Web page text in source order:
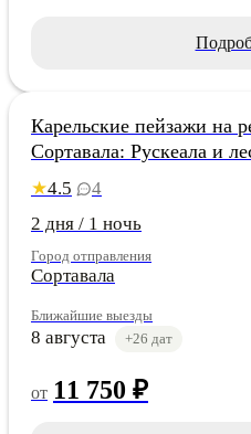
Карельские пейзажи на
Сортавала: Рускеала и
★4.5
4
2 дня / 1 ночь
Город отправления
Сортавала
Ближайшие выезды
8 августа +26 дат
от 11 750 ₽